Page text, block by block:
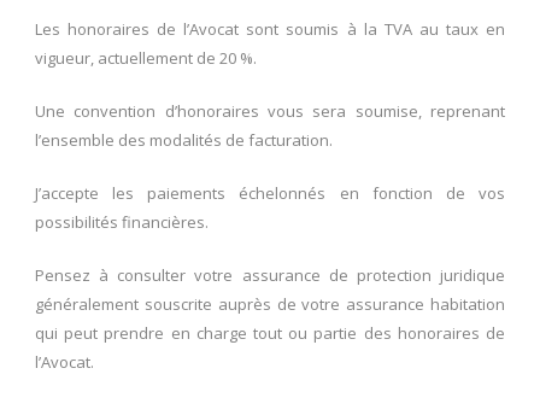
Les honoraires de l’Avocat sont soumis à la TVA au taux en
vigueur, actuellement de 20 %.
Une convention d’honoraires vous sera soumise, reprenant
l’ensemble des modalités de facturation.
J’accepte les paiements échelonnés en fonction de vos
possibilités financières.
Pensez à consulter votre assurance de protection juridique
généralement souscrite auprès de votre assurance habitation
qui peut prendre en charge tout ou partie des honoraires de
l’Avocat.